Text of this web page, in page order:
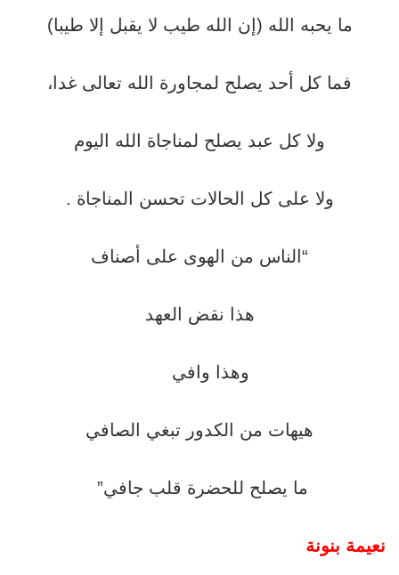
ما يحبه الله (إن الله طيب لا يقبل إلا طيبا)
فما كل أحد يصلح لمجاورة الله تعالى غدا،
ولا كل عبد يصلح لمناجاة الله اليوم
ولا على كل الحالات تحسن المناجاة .
“الناس من الهوى على أصناف
هذا نقض العهد
وهذا وافي
هيهات من الكدور تبغي الصافي
ما يصلح للحضرة قلب جافي”
نعيمة بنونة